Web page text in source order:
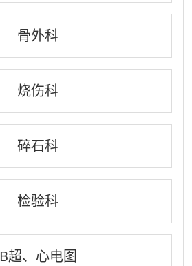
骨外科
烧伤科
碎石科
检验科
B超、心电图